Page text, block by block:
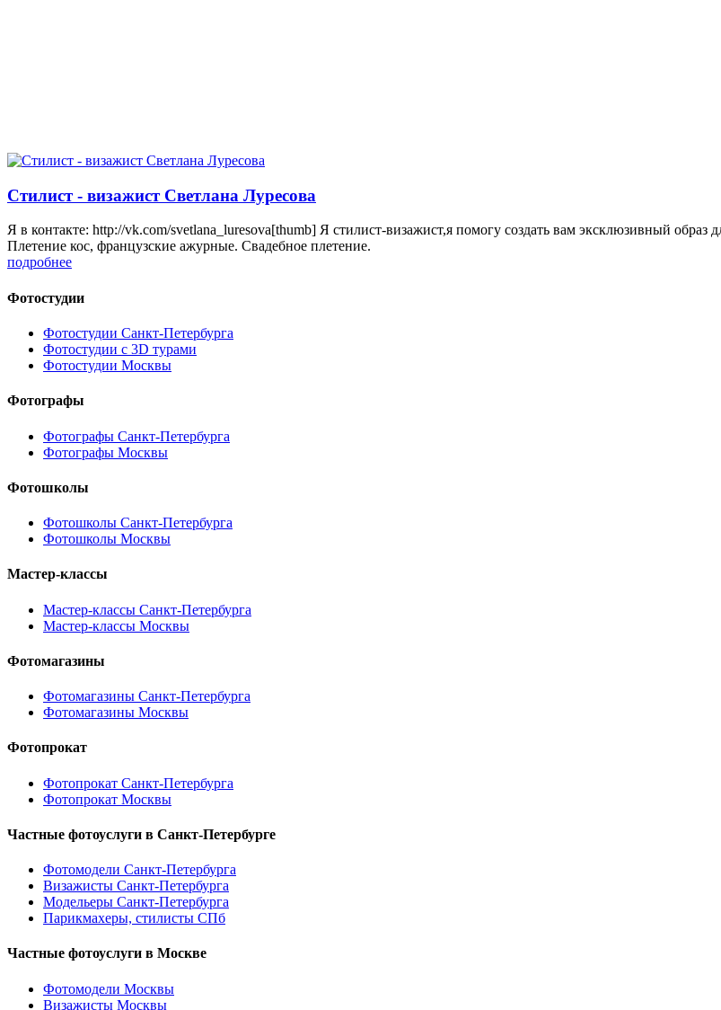
Стилист - визажист Светлана Луресова
Я в контакте: http://vk.com/svetlana_luresova[thumb] Я стилист-визажист,я помогу создать вам эксклюзивный
Плетение кос, французские ажурные. Свадебное плетение.
подробнее
Фотостудии
Фотостудии Санкт-Петербурга
Фотостудии с 3D турами
Фотостудии Москвы
Фотографы
Фотографы Санкт-Петербурга
Фотографы Москвы
Фотошколы
Фотошколы Санкт-Петербурга
Фотошколы Москвы
Мастер-классы
Мастер-классы Санкт-Петербурга
Мастер-классы Москвы
Фотомагазины
Фотомагазины Санкт-Петербурга
Фотомагазины Москвы
Фотопрокат
Фотопрокат Санкт-Петербурга
Фотопрокат Москвы
Частные фотоуслуги в Санкт-Петербурге
Фотомодели Санкт-Петербурга
Визажисты Санкт-Петербурга
Модельеры Санкт-Петербурга
Парикмахеры, стилисты СПб
Частные фотоуслуги в Москве
Фотомодели Москвы
Визажисты Москвы